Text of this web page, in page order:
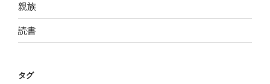
親族
読書
タグ